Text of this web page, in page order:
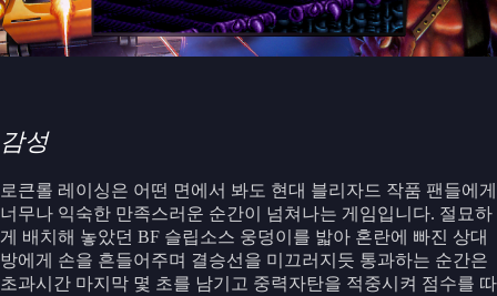
감성
로큰롤 레이싱은 어떤 면에서 봐도 현대 블리자드 작품 팬들에게
너무나 익숙한 만족스러운 순간이 넘쳐나는 게임입니다. 절묘하
게 배치해 놓았던 BF 슬립소스 웅덩이를 밟아 혼란에 빠진 상대
방에게 손을 흔들어주며 결승선을 미끄러지듯 통과하는 순간은
초과시간 마지막 몇 초를 남기고 중력자탄을 적중시켜 점수를 따